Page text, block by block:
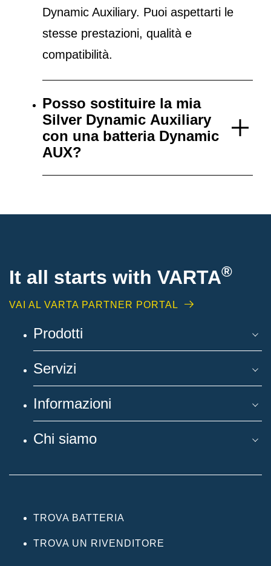
Dynamic Auxiliary. Puoi aspettarti le
stesse prestazioni, qualità e
compatibilità.
Posso sostituire la mia
Silver Dynamic Auxiliary
con una batteria Dynamic
AUX?
It all starts with VARTA®
VAI AL VARTA PARTNER PORTAL
Prodotti
Servizi
Informazioni
Chi siamo
TROVA BATTERIA
TROVA UN RIVENDITORE